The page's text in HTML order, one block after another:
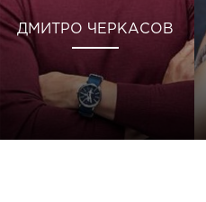
ДМИТРО ЧЕРКАСОВ